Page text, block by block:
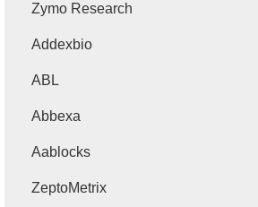
Zymo Research
Addexbio
ABL
Abbexa
Aablocks
ZeptoMetrix